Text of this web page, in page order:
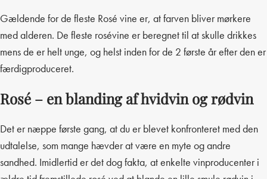
Gældende for de fleste Rosé vine er, at farven bliver mørkere
med alderen. De fleste rosévine er beregnet til at skulle drikkes
mens de er helt unge, og helst inden for de 2 første år efter den er
færdigproduceret.
Rosé – en blanding af hvidvin og rødvin
Det er næppe første gang, at du er blevet konfronteret med den
udtalelse, som mange hævder at være en myte og andre
sandhed. Imidlertid er det dog fakta, at enkelte vinproducenter i